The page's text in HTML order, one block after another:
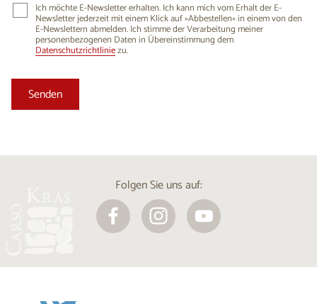
Ich möchte E-Newsletter erhalten. Ich kann mich vom Erhalt der E-
Newsletter jederzeit mit einem Klick auf »Abbestellen« in einem von den
E-Newslettern abmelden. Ich stimme der Verarbeitung meiner
personenbezogenen Daten in Übereinstimmung dem
Datenschutzrichtliniezu.
Folgen Sie uns auf: